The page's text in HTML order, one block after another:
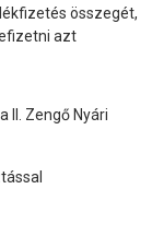
összegét,
azt
II. Zengő Nyári